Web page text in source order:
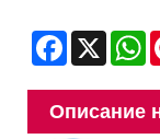
Facebook
X
Описание